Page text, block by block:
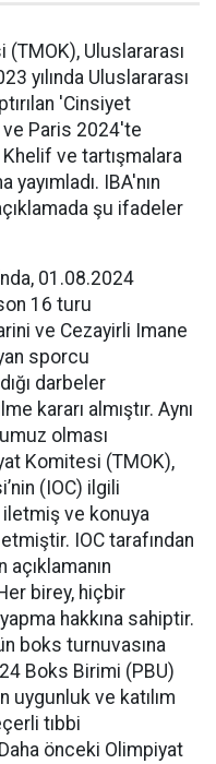
Uluslararası
yılında Uluslararası
'Cinsiyet
Paris 2024'te
ve tartışmalara
IBA'nın
şu ifadeler
01.08.2024
16 turu
ve Cezayirli Imane
sporcu
darbeler
kararı almıştır. Aynı
olması
Komitesi (TMOK),
(IOC) ilgili
iletmiş ve konuya
IOC tarafından
açıklamanın
birey, hiçbir
hakkına sahiptir.
boks turnuvasına
Boks Birimi (PBU)
uygunluk ve katılım
tıbbi
önceki Olimpiyat